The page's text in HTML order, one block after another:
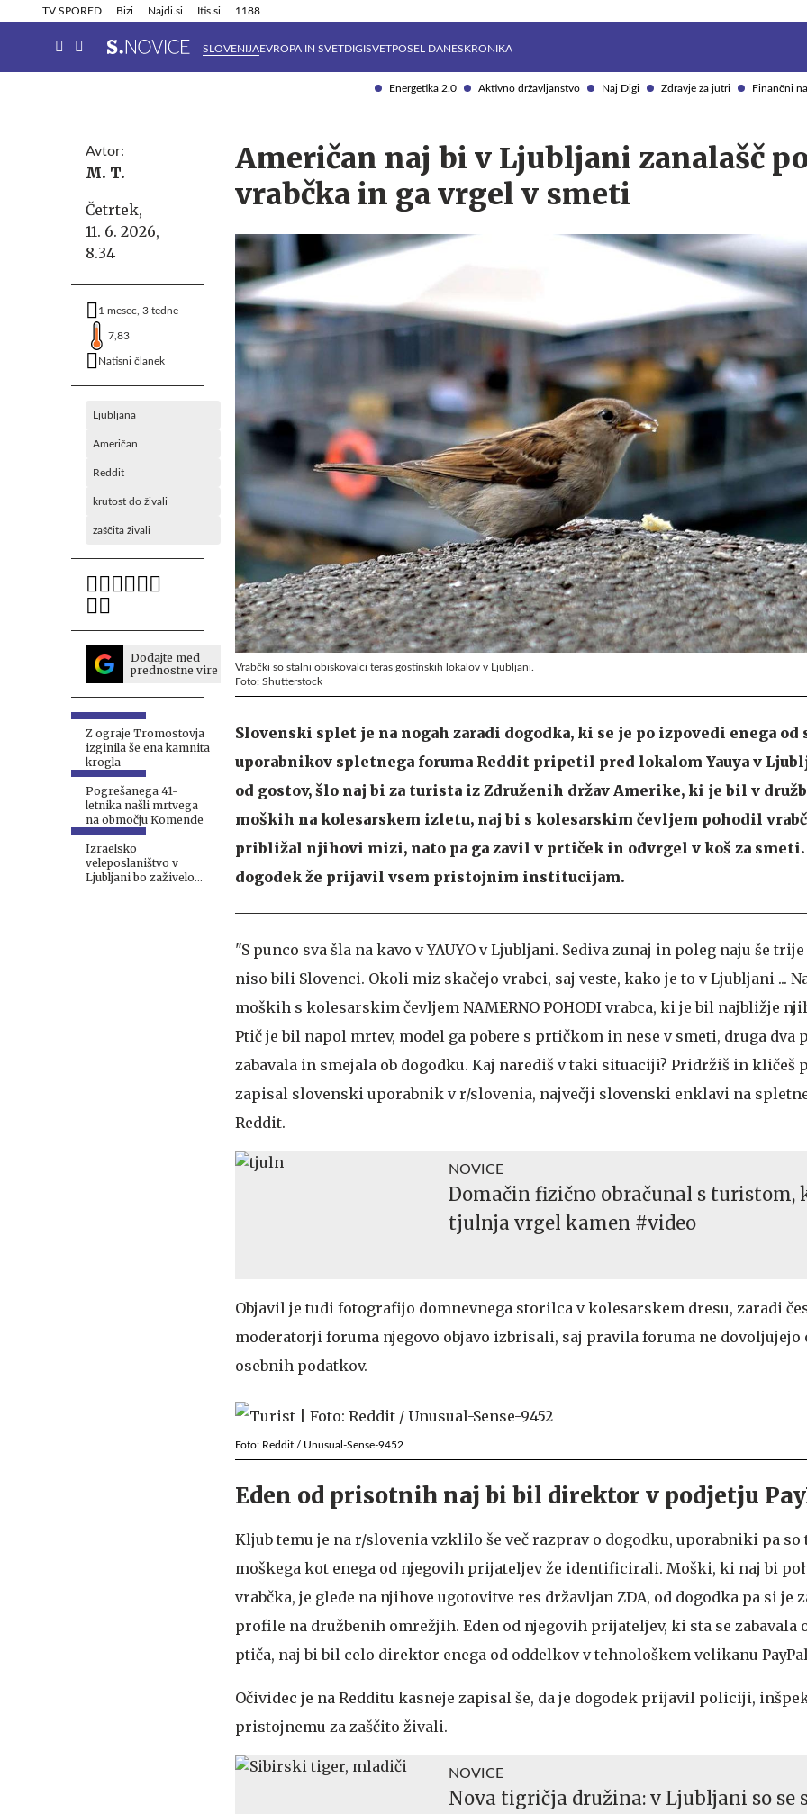
Energetika 2.0 Aktivno državljanstvo Naj Digi Zdravje za jutri Finančni
TV SPORED Bizi Najdi.si Itis.si 1188
SLOVENIJAEVROPA IN SVETDIGISVETPOSEL DANESKRONIKA
Info in obvestila Tehnik
Avtor:
M. T.
Četrtek,
11. 6. 2026,
8.34
1 mesec, 3 tedne
7,83
Natisni članek
Ljubljana
Američan
Reddit
krutost do živali
zaščita živali
Dodajte med
prednostne vire
Z ograje Tromostovja
izginila še ena kamnita
krogla
Pogrešanega 41-
letnika našli mrtvega
na območju Komende
Izraelsko
veleposlaništvo v
Ljubljani bo zaživelo
Američan naj bi v Ljubljani zanalašč
vrabčka in ga vrgel v smeti
Vrabčki so stalni obiskovalci teras gostinskih lokalov v Ljubljani.
Foto: Shutterstock
Slovenski splet je na nogah zaradi dogodka, ki se je po izpovedi enega
uporabnikov spletnega foruma Reddit pripetil pred lokalom Yauya v
od gostov, šlo naj bi za turista iz Združenih držav Amerike, ki je bil v
moških na kolesarskem izletu, naj bi s kolesarskim čevljem pohodil
približal njihovi mizi, nato pa ga zavil v prtiček in odvrgel v koš za smeti.
dogodek že prijavil vsem pristojnim institucijam.
"S punco sva šla na kavo v YAUYO v Ljubljani. Sediva zunaj in poleg naju še
niso bili Slovenci. Okoli miz skačejo vrabci, saj veste, kako je to v Ljubljani ...
moških s kolesarskim čevljem NAMERNO POHODI vrabca, ki je bil najbližje
Ptič je bil napol mrtev, model ga pobere s prtičkom in nese v smeti, druga dva
zabavala in smejala ob dogodku. Kaj narediš v taki situaciji? Pridržiš in kličeš
zapisal slovenski uporabnik v r/slovenia, največji slovenski enklavi na
Reddit.
NOVICE
Domačin fizično obračunal s turistom,
tjulnja vrgel kamen #video
Objavil je tudi fotografijo domnevnega storilca v kolesarskem dresu, zaradi
moderatorji foruma njegovo objavo izbrisali, saj pravila foruma ne dovoljujejo
osebnih podatkov.
Foto: Reddit / Unusual-Sense-9452
Eden od prisotnih naj bi bil direktor v podjetju
Kljub temu je na r/slovenia vzklilo še več razprav o dogodku, uporabniki pa so
moškega kot enega od njegovih prijateljev že identificirali. Moški, ki naj bi
vrabčka, je glede na njihove ugotovitve res državljan ZDA, od dogodka pa si je
profile na družbenih omrežjih. Eden od njegovih prijateljev, ki sta se zabavala
ptiča, naj bi bil celo direktor enega od oddelkov v tehnološkem velikanu
Očividec je na Redditu kasneje zapisal še, da je dogodek prijavil policiji,
pristojnemu za zaščito živali.
NOVICE
Nova tigričja družina: v Ljubljani so se